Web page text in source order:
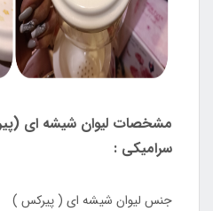
مشخصات لیوان شیشه ای
سرامیکی :
جنس لیوان شیشه ای ( پیرکس )